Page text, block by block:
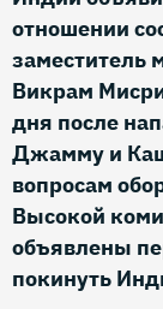
отношении
заместитель
Викрам Мисри
дня после
Джамму и
вопросам
Высокой
объявлены
покинуть